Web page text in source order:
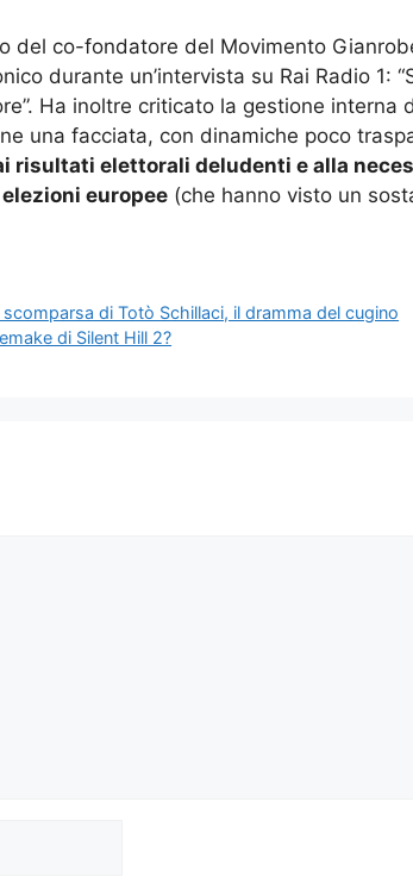
del co-fondatore del Movimento
durante un’intervista su Rai Radio 1:
Ha inoltre criticato la gestione interna
una facciata, con dinamiche poco
risultati elettorali deludenti e alla
europee (che hanno visto un
di Totò Schillaci, il dramma del cugino
di Silent Hill 2?